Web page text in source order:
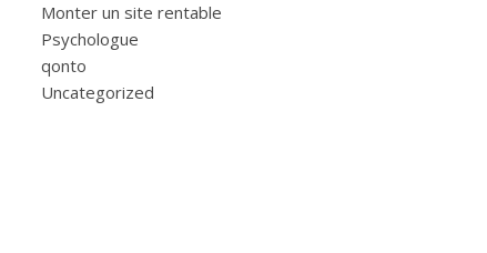
Monter un site rentable
Psychologue
qonto
Uncategorized